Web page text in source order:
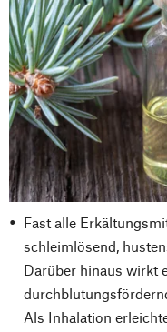
Fast alle
schleimlösend,
Darüber hinaus wirkt
Als Inhalation